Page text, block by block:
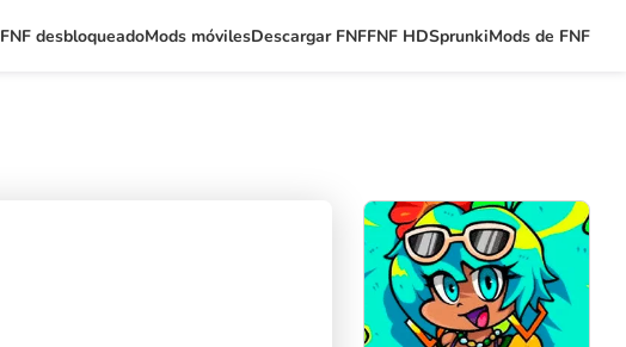
FNF desbloqueadoMods móvilesDescargar FNFFNF HDSprunkiMods de FNF